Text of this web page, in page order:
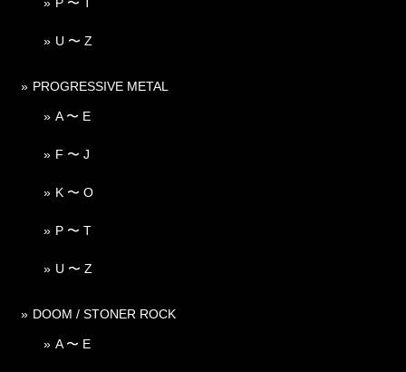
U 〜 Z
PROGRESSIVE METAL
A 〜 E
F 〜 J
K 〜 O
P 〜 T
U 〜 Z
DOOM / STONER ROCK
A 〜 E